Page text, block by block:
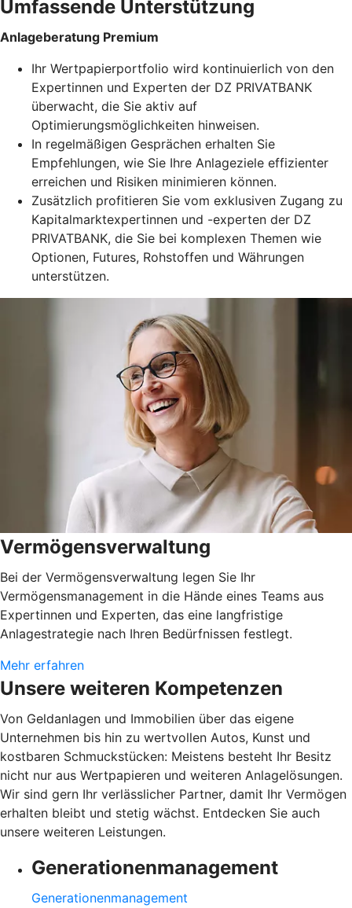
Umfassende Unterstützung
Anlageberatung Premium
Ihr Wertpapierportfolio wird kontinuierlich von den
Expertinnen und Experten der DZ PRIVATBANK
überwacht, die Sie aktiv auf
Optimierungsmöglichkeiten hinweisen.
In regelmäßigen Gesprächen erhalten Sie
Empfehlungen, wie Sie Ihre Anlageziele effizienter
erreichen und Risiken minimieren können.
Zusätzlich profitieren Sie vom exklusiven Zugang zu
Kapitalmarktexpertinnen und -experten der DZ
PRIVATBANK, die Sie bei komplexen Themen wie
Optionen, Futures, Rohstoffen und Währungen
unterstützen.
Vermögensverwaltung
Bei der Vermögensverwaltung legen Sie Ihr
Vermögensmanagement in die Hände eines Teams aus
Expertinnen und Experten, das eine langfristige
Anlagestrategie nach Ihren Bedürfnissen festlegt.
Mehr erfahren
Unsere weiteren Kompetenzen
Von Geldanlagen und Immobilien über das eigene
Unternehmen bis hin zu wertvollen Autos, Kunst und
kostbaren Schmuckstücken: Meistens besteht Ihr Besitz
nicht nur aus Wertpapieren und weiteren Anlagelösungen.
Wir sind gern Ihr verlässlicher Partner, damit Ihr Vermögen
erhalten bleibt und stetig wächst. Entdecken Sie auch
unsere weiteren Leistungen.
Generationenmanagement
Generationenmanagement